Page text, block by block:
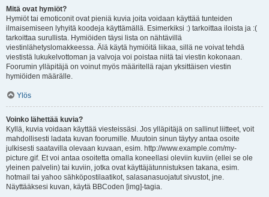
Mitä ovat hymiöt?
Hymiöt tai emoticonit ovat pieniä kuvia joita voidaan käyttää tunteiden
ilmaisemiseen lyhyitä koodeja käyttämällä. Esimerkiksi :) tarkoittaa iloista ja :(
tarkoittaa surullista. Hymiöiden täysi lista on nähtävillä
viestinlähetyslomakkeessa. Älä käytä hymiöitä liikaa, sillä ne voivat tehdä
viestistä lukukelvottoman ja valvoja voi poistaa niitä tai viestin kokonaan.
Foorumin ylläpitäjä on voinut myös määritellä rajan yksittäisen viestin
hymiöiden määrälle.
Ylös
Voinko lähettää kuvia?
Kyllä, kuvia voidaan käyttää viesteissäsi. Jos ylläpitäjä on sallinut liitteet, voit
mahdollisesti ladata kuvan foorumille. Muutoin sinun täytyy antaa osoite
julkisesti saatavilla olevaan kuvaan, esim. http://www.example.com/my-
picture.gif. Et voi antaa osoitetta omalla koneellasi oleviin kuviin (ellei se ole
yleinen palvelin) tai kuviin, jotka ovat käyttäjätunnistuksen takana, esim.
hotmail tai yahoo sähköpostilaatikot, salasanasuojatut sivustot, jne.
Näyttääksesi kuvan, käytä BBCoden [img]-tagia.